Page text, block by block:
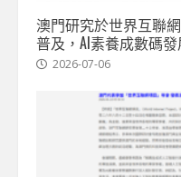
澳門研究於世界互聯
普及，AI素養成數碼
2026-07-06